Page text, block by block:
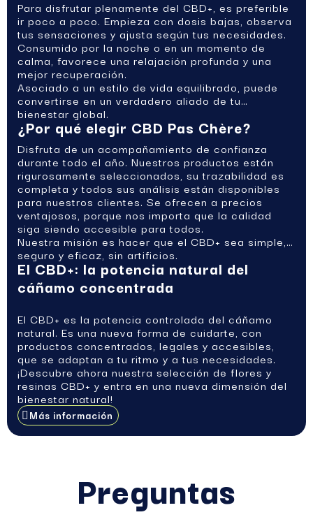
Para disfrutar plenamente del CBD+, es preferible
ir poco a poco. Empieza con dosis bajas, observa
tus sensaciones y ajusta según tus necesidades.
Consumido por la noche o en un momento de
calma, favorece una relajación profunda y una
mejor recuperación.
Asociado a un estilo de vida equilibrado, puede
convertirse en un verdadero aliado de tu
bienestar global.
¿Por qué elegir CBD Pas Chère?
Disfruta de un acompañamiento de confianza
durante todo el año. Nuestros productos están
rigurosamente seleccionados, su trazabilidad es
completa y todos sus análisis están disponibles
para nuestros clientes. Se ofrecen a precios
ventajosos, porque nos importa que la calidad
siga siendo accesible para todos.
Nuestra misión es hacer que el CBD+ sea simple,
seguro y eficaz, sin artificios.
El CBD+: la potencia natural del
cáñamo concentrada
El CBD+ es la potencia controlada del cáñamo
natural. Es una nueva forma de cuidarte, con
productos concentrados, legales y accesibles,
que se adaptan a tu ritmo y a tus necesidades.
¡Descubre ahora nuestra selección de flores y
resinas CBD+ y entra en una nueva dimensión del
bienestar natural!
Más información
Preguntas